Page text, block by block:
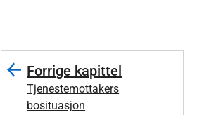
Forrige kapittel
Tjenestemottakers
bosituasjon